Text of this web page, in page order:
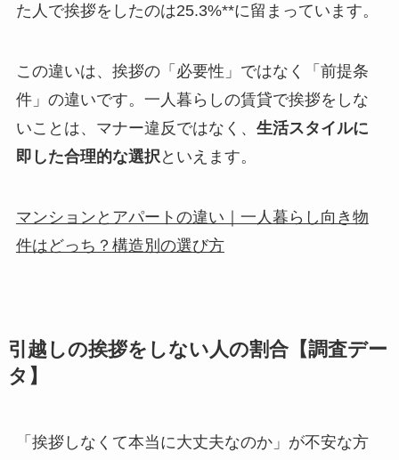
た人で挨拶をしたのは25.3%**に留まっています。
この違いは、挨拶の「必要性」ではなく「前提条
件」の違いです。一人暮らしの賃貸で挨拶をしな
いことは、マナー違反ではなく、 生活スタイルに
即した合理的な選択 といえます。
マンションとアパートの違い｜一人暮らし向き物
件はどっち？構造別の選び方
引越しの挨拶をしない人の割合【調査デー
タ】
「挨拶しなくて本当に大丈夫なのか」が不安な方